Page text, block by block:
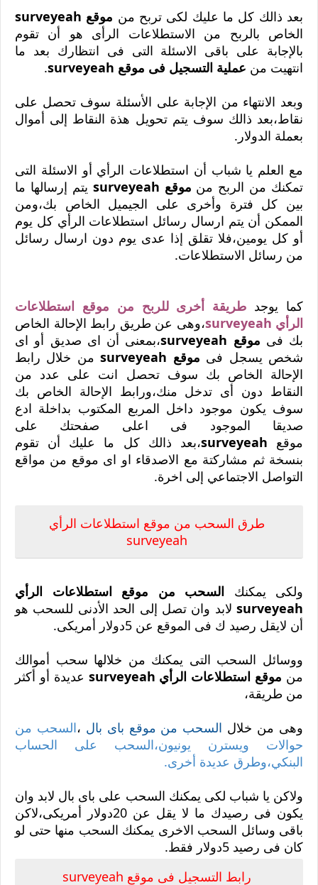
بعد ذالك كل ما عليك لكى تربح من موقع surveyeah
الخاص بالربح من الاستطلاعات الرأى هو أن تقوم
بالإجابة على باقى الاسئلة التى فى انتظارك بعد ما
انتهيت من عملية التسجيل فى موقع surveyeah
.
وبعد الانتهاء من الإجابة على الأسئلة سوف تحصل على
نقاط،بعد ذالك سوف يتم تحويل هذة النقاط إلى أموال
بعملة الدولار.
مع العلم يا شباب أن استطلاعات الرأي أو الاسئلة التى
تمكنك من الربح من موقع surveyeah
يتم إرسالها ما
بين كل فترة وأخرى على الجيميل الخاص بك،ومن
الممكن أن يتم ارسال رسائل استطلاعات الرأي كل يوم
أو كل يومين،فلا تقلق إذا عدى يوم دون ارسال رسائل
من رسائل الاستطلاعات.
كما يوجد طريقة أخرى للربح من موقع استطلاعات
الرأي surveyeah
،وهى عن طريق رابط الإحالة الخاص
بك فى موقع surveyeah
،بمعنى أن اى صديق أو اى
شخص يسجل فى موقع surveyeah
من خلال رابط
الإحالة الخاص بك سوف تحصل انت على عدد من
النقاط دون أى تدخل منك،ورابط الإحالة الخاص بك
سوف يكون موجود داخل المربع المكتوب بداخلة ادع
صديقا الموجود فى اعلى صفحتك على
موقع surveyeah،بعد ذالك كل ما عليك أن تقوم
بنسخة ثم مشاركتة مع الاصدقاء او اى موقع من مواقع
التواصل الاجتماعي إلى اخرة.
طرق السحب من موقع استطلاعات الرأي
surveyeah
ولكى يمكنك السحب من موقع استطلاعات الرأي
surveyeah لابد وان تصل إلى الحد الأدنى للسحب هو
أن لايقل رصيد ك فى الموقع عن 5دولار أمريكى.
ووسائل السحب التى يمكنك من خلالها سحب أموالك
من موقع استطلاعات الرأي surveyeah
عديدة أو أكثر
من طريقة،
وهى من خلال السحب من موقع باى بال ،السحب من
حوالات ويسترن يونيون،السحب على الحساب
البنكي،وطرق عديدة أخرى.
ولاكن يا شباب لكى يمكنك السحب على باى بال لابد وان
يكون فى رصيدك ما لا يقل عن 20دولار أمريكى،لاكن
باقى وسائل السحب الاخرى يمكنك السحب منها حتى لو
كان فى رصيد 5دولار فقط.
رابط التسجيل فى موقع surveyeah